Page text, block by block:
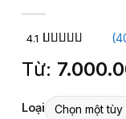
4.1
dựa trên
đánh giá
(
Từ:
Loại